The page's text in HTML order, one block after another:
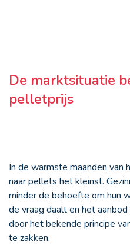
De marktsituatie
pelletprijs
In de warmste maanden van
naar pellets het kleinst.
minder de behoefte om hun
de vraag daalt en het
door het bekende principe
te zakken.